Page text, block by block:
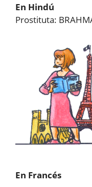
En Hindú
Prostituta:
En Francés